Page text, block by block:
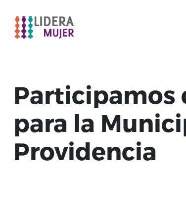
Participamos
para la
Providencia